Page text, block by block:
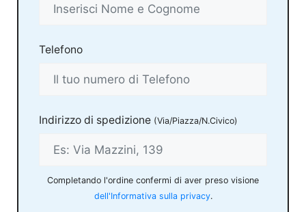
Telefono
Indirizzo di spedizione (Via/Piazza/N.Civico)
Completando l'ordine confermi di aver preso visione
dell'Informativa sulla privacy.